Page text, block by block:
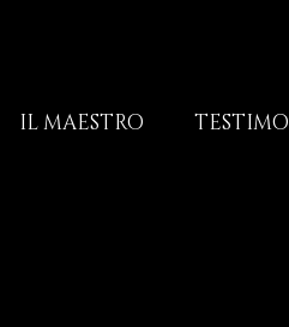
IL MAESTRO